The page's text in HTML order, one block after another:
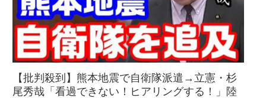
【批判殺到】熊本地震で自衛隊派遣→立憲・杉
尾秀哉「看過できない！ヒアリングする！」陸